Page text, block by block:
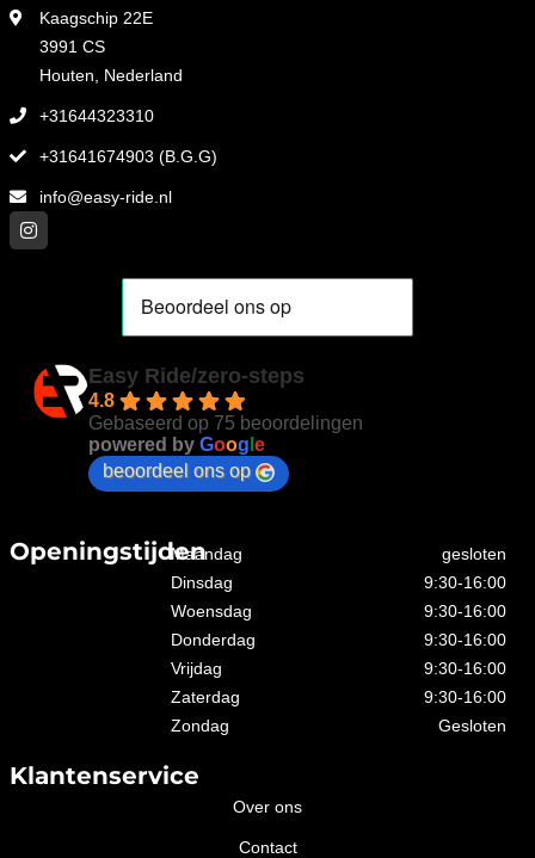
Kaagschip 22E
3991 CS
Houten, Nederland
+31644323310
+31641674903 (B.G.G)
info@easy-ride.nl
Easy Ride/zero-steps
4.8
Gebaseerd op 75 beoordelingen
powered by Goog e
beoordeel ons op
OpeningstijdenMaandag
gesloten
Dinsdag
9:30-16:00
Woensdag
9:30-16:00
Donderdag
9:30-16:00
Vrijdag
9:30-16:00
Zaterdag
9:30-16:00
Zondag
Gesloten
Klantenservice
Over ons
Contact